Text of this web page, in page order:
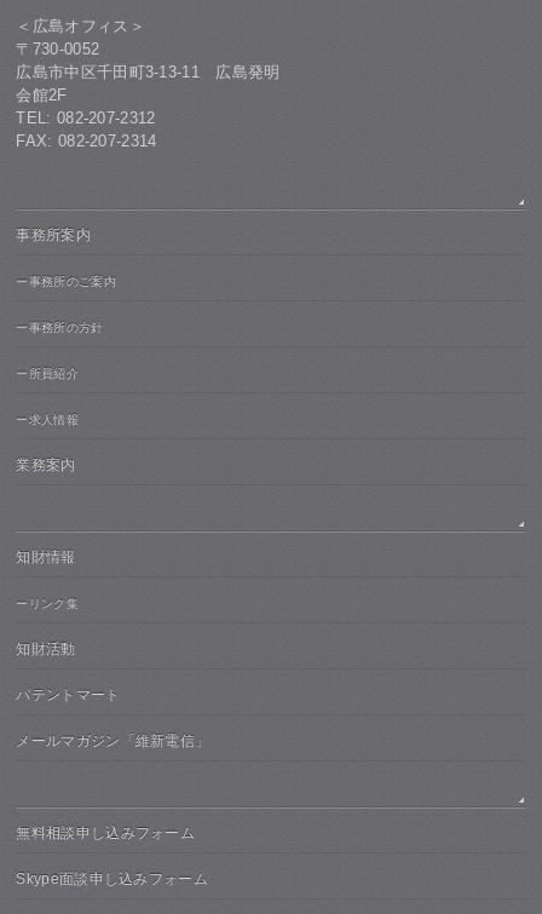
＜広島オフィス＞
〒730-0052
広島市中区千田町3-13-11 広島発明
会館2F
TEL: 082-207-2312
FAX: 082-207-2314
事務所案内
ー事務所のご案内
ー事務所の方針
ー所員紹介
ー求人情報
業務案内
知財情報
ーリンク集
知財活動
パテントマート
メールマガジン「維新電信」
無料相談申し込みフォーム
Skype面談申し込みフォーム